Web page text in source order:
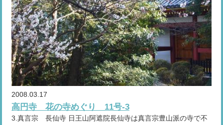
2008.03.17
高円寺 花の寺めぐり 11号-3
3.真言宗 長仙寺 日王山阿遮院長仙寺は真言宗豊山派の寺で不